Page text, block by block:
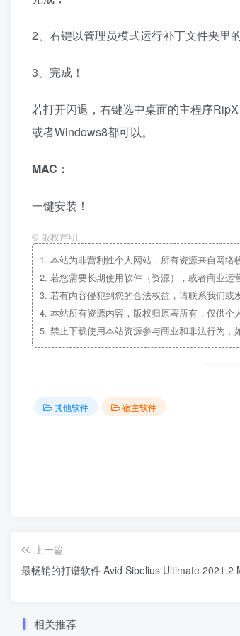
2、右键以管理员模式运行补丁文件夹里
3、完成！
若打开闪退，右键选中桌面的主程序
或者Windows8都可以。
MAC：
一键安装！
© 版权声明
1. 本站为非营利性个人网站，所有资源来自网络
2. 若您需要长期使用软件（资源），或者商业运
3. 若有内容侵犯到您的合法权益，请联系我们或
4. 本站所有资源内容，版权归原著所有，仅供个
5. 禁止下载使用本站资源参与商业和非法行为，
其他软件 宿主软件
上一篇
最畅销的打谱软件 Avid Sibelius Ultimate 2021.2
相关推荐